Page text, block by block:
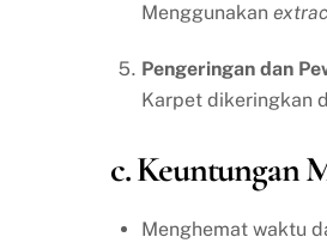
Menggunakan
Pengeringan dan
Karpet dikeringkan
c. Keuntungan
Menghemat waktu